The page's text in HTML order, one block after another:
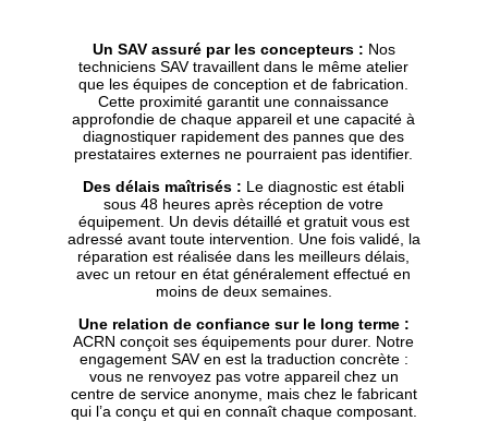
Un SAV assuré par les concepteurs : Nos
techniciens SAV travaillent dans le même atelier
que les équipes de conception et de fabrication.
Cette proximité garantit une connaissance
approfondie de chaque appareil et une capacité à
diagnostiquer rapidement des pannes que des
prestataires externes ne pourraient pas identifier.
Des délais maîtrisés : Le diagnostic est établi
sous 48 heures après réception de votre
équipement. Un devis détaillé et gratuit vous est
adressé avant toute intervention. Une fois validé, la
réparation est réalisée dans les meilleurs délais,
avec un retour en état généralement effectué en
moins de deux semaines.
Une relation de confiance sur le long terme :
ACRN conçoit ses équipements pour durer. Notre
engagement SAV en est la traduction concrète :
vous ne renvoyez pas votre appareil chez un
centre de service anonyme, mais chez le fabricant
qui l’a conçu et qui en connaît chaque composant.